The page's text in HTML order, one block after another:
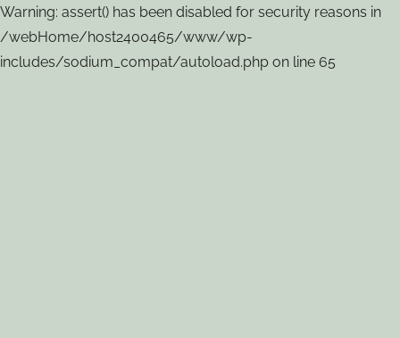
Warning: assert() has been disabled for security reasons in
/webHome/host2400465/www/wp-
includes/sodium_compat/autoload.php on line 65